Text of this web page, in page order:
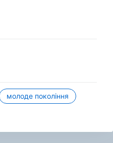
молоде покоління